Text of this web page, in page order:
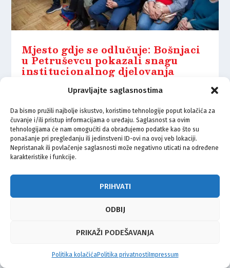
Upravljajte saglasnostima
Da bismo pružili najbolje iskustvo, koristimo tehnologije poput kolačića za
čuvanje i/ili pristup informacijama o uređaju. Saglasnost sa ovim
tehnologijama će nam omogućiti da obrađujemo podatke kao što su
ponašanje pri pregledanju ili jedinstveni ID-ovi na ovoj veb lokaciji.
Nepristanak ili povlačenje saglasnosti može negativno uticati na određene
karakteristike i funkcije.
PRIHVATI
ODBIJ
PRIKAŽI PODEŠAVANJA
Politika kolačićaPolitika privatnosti Impressum
Mjesto gdje se odlučuje: Bošnjaci
u Petruševcu pokazali snagu
institucionalnog djelovanja
© Vijeće bošnjačke nacionalne manjine Grada Zagreba 2026